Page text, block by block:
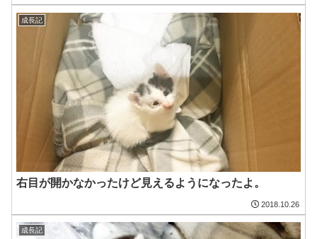
成長記
右目が開かなかったけど見えるようになったよ。
2018.10.26
成長記